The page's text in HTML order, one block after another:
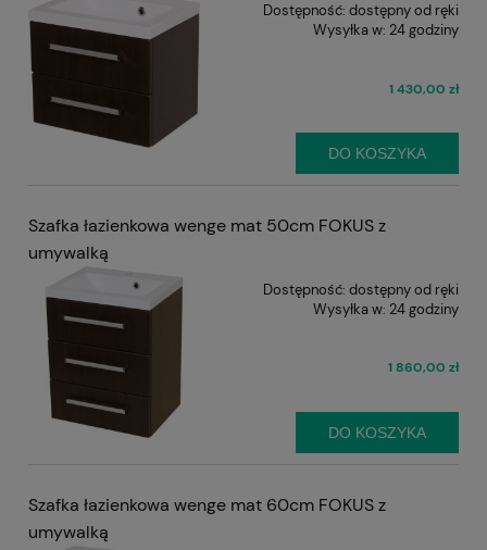
Dostępność: dostępny od ręki
Wysyłka w: 24 godziny
1 430,00 zł
DO KOSZYKA
Szafka łazienkowa wenge mat 50cm FOKUS z
umywalką
Dostępność: dostępny od ręki
Wysyłka w: 24 godziny
1 860,00 zł
DO KOSZYKA
Szafka łazienkowa wenge mat 60cm FOKUS z
umywalką